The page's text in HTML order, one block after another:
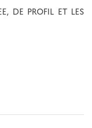
DE PROFIL ET LES